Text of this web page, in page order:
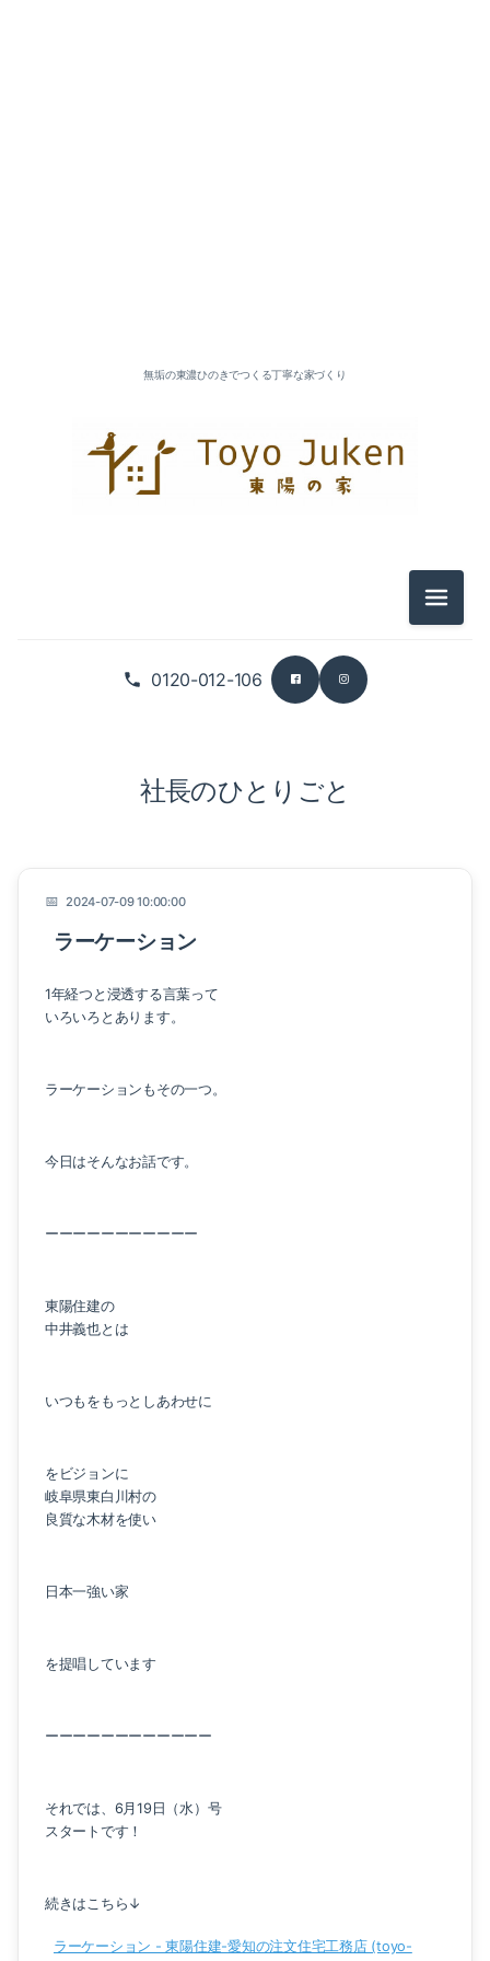
0120-012-106
無垢の東濃ひのきでつくる丁寧な家づくり
メニュ
社長のひとりごと
2024-07-09 10:00:00
ラーケーション
1年経つと浸透する言葉って
いろいろとあります。
ラーケーションもその一つ。
今日はそんなお話です。
ーーーーーーーーーーー
東陽住建の
中井義也とは
いつもをもっとしあわせに
をビジョンに
岐阜県東白川村の
良質な木材を使い
日本一強い家
を提唱しています
ーーーーーーーーーーーー
それでは、6月19日（水）号
スタートです！
続きはこちら↓
ラーケーション - 東陽住建-愛知の注文住宅工務店 (toyo-